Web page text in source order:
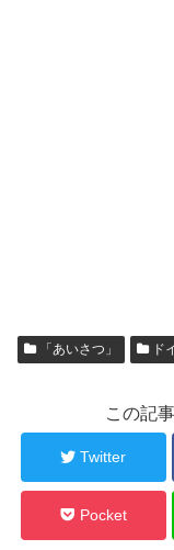
「あいさつ」 ド
この記
Twitter
Pocket